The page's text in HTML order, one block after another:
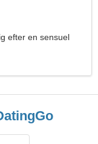
efter en sensuel